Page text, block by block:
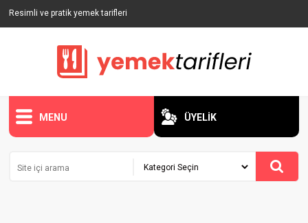
Resimli ve pratik yemek tarifleri
MENU ÜYELİK